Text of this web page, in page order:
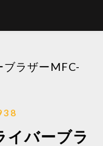
ブラザーMFC-
イバーブラ